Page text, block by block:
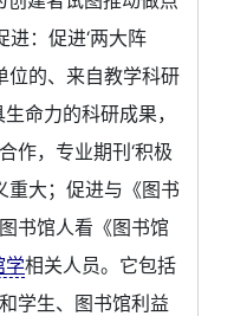
：促进‘两大阵
位的、来自教学科研
命力的科研成果，
作，专业期刊‘积极
重大；促进与《图书
书馆人看《图书馆
学相关人员。它包括
学生、图书馆利益